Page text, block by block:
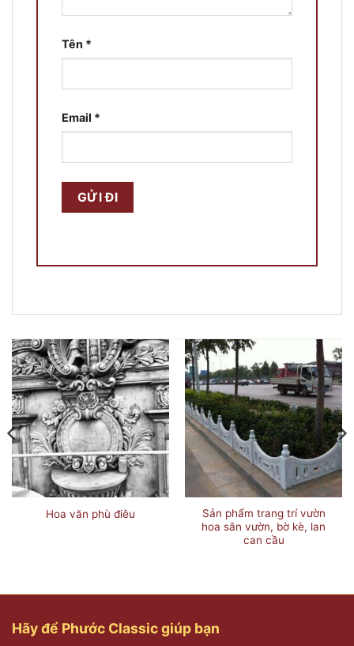
Tên *
Email *
Hoa văn phù điêu
Sản phẩm trang trí vườn
hoa sân vườn, bờ kè, lan
can cầu
Hãy để Phước Classic giúp bạn